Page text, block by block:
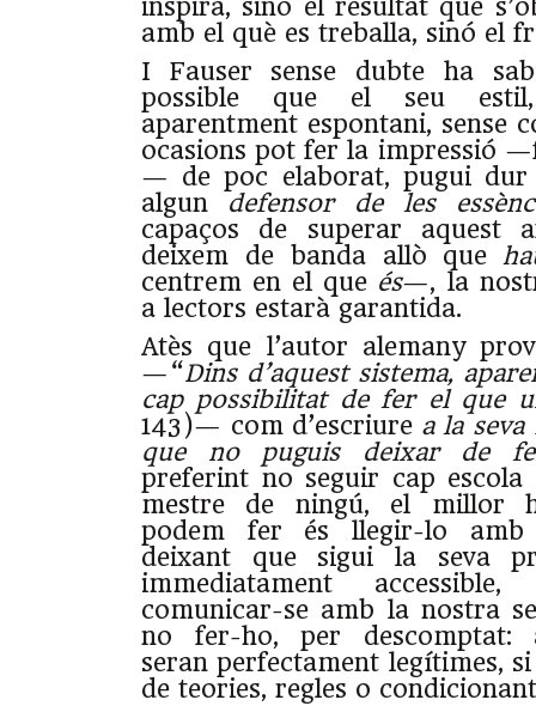
inspira, sinó el resultat que
amb el què es treballa, sinó el
I Fauser sense dubte ha
possible que el seu
aparentment espontani, sense
ocasions pot fer la impressió
— de poc elaborat, pugui dur
algun defensor de les
capaços de superar aquest
deixem de banda allò que
centrem en el que és—, la
a lectors estarà garantida.
Atès que l’autor alemany
—“Dins d’aquest sistema,
cap possibilitat de fer el que
143)— com d’escriure a la
que no puguis deixar de
preferint no seguir cap
mestre de ningú, el millor
podem fer és llegir-lo
deixant que sigui la seva
immediatament
comunicar-se amb la nostra
no fer-ho, per descomptat:
seran perfectament legítimes,
de teories, regles o